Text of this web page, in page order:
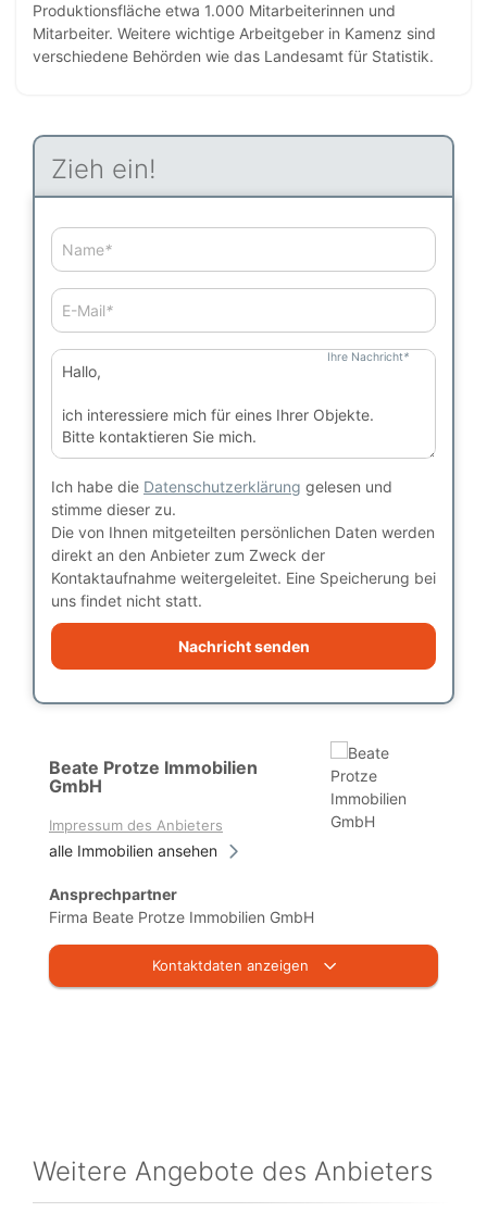
Produktionsfläche etwa 1.000 Mitarbeiterinnen und
Mitarbeiter. Weitere wichtige Arbeitgeber in Kamenz sind
verschiedene Behörden wie das Landesamt für Statistik.
Zieh ein!
Name*
E-Mail*
Ihre Nachricht*
Ich habe die Datenschutzerklärung gelesen und
stimme dieser zu.
Die von Ihnen mitgeteilten persönlichen Daten werden
direkt an den Anbieter zum Zweck der
Kontaktaufnahme weitergeleitet. Eine Speicherung bei
uns findet nicht statt.
Nachricht senden
Beate Protze Immobilien
GmbH
Impressum des Anbieters
alle Immobilien ansehen
Ansprechpartner
Firma Beate Protze Immobilien GmbH
Kontaktdaten anzeigen
Weitere Angebote des Anbieters